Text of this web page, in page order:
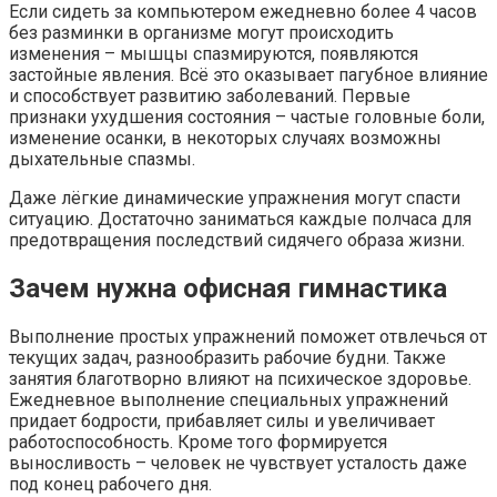
Если сидеть за компьютером ежедневно более 4 часов
без разминки в организме могут происходить
изменения – мышцы спазмируются, появляются
застойные явления. Всё это оказывает пагубное влияние
и способствует развитию заболеваний. Первые
признаки ухудшения состояния – частые головные боли,
изменение осанки, в некоторых случаях возможны
дыхательные спазмы.
Даже лёгкие динамические упражнения могут спасти
ситуацию. Достаточно заниматься каждые полчаса для
предотвращения последствий сидячего образа жизни.
Зачем нужна офисная гимнастика
Выполнение простых упражнений поможет отвлечься от
текущих задач, разнообразить рабочие будни. Также
занятия благотворно влияют на психическое здоровье.
Ежедневное выполнение специальных упражнений
придает бодрости, прибавляет силы и увеличивает
работоспособность. Кроме того формируется
выносливость – человек не чувствует усталость даже
под конец рабочего дня.